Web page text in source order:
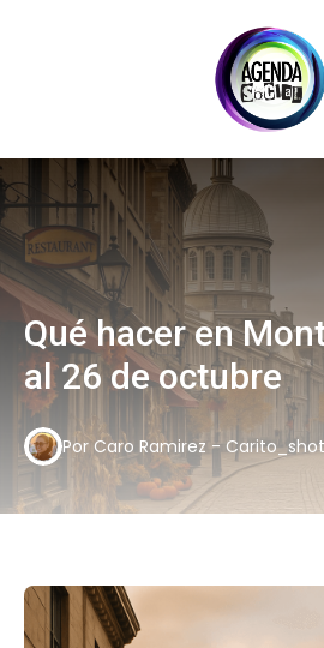
Qué hacer en
al 26 de octubre
Por Caro Ramirez -